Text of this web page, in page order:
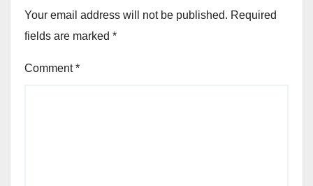
Your email address will not be published. Required
fields are marked *
Comment*